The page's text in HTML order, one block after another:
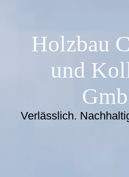
Holzbau
und
Verlässlich.